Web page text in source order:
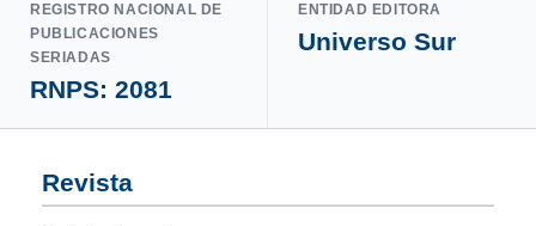
REGISTRO NACIONAL DE
PUBLICACIONES
SERIADAS
RNPS: 2081
ENTIDAD EDITORA
Universo Sur
Revista